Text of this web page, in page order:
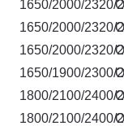
1650/2000/2320/
1650/2000/2320/
1650/2000/2320/
1650/1900/2300/
1800/2100/2400/
1800/2100/2400/